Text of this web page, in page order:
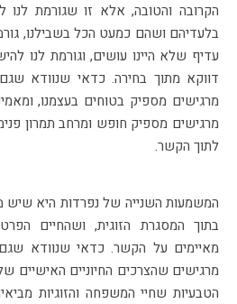
הקרובה והטובה, אלא זו שגורמת
בלעדיהם ושהם כמעט הכל בשבילנו,
עדיף שלא היינו עושים, וגורמת לנו
דווקא מתוך בחירה. כדאי שנוודא
מרגישים מספיק בטוחים בעצמנו,
מרגישים מספיק חופש ומרחב תמרון
לתוך הקשר.
המשמעות השנייה של נפרדות היא
בתוך המסגרת הזוגית, ושהחיים
מאיימים על הקשר. כדאי שנוודא
מרגישים שהצרכים החיוניים האישיים
הטבעיות שחיי המשפחה והזוגיות